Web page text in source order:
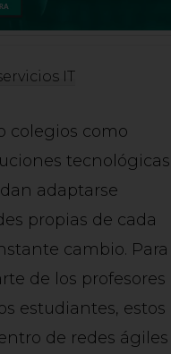
IT
colegios como
tecnológicas
adaptarse
propias de cada
cambio. Para
de los profesores
estudiantes, estos
de redes ágiles